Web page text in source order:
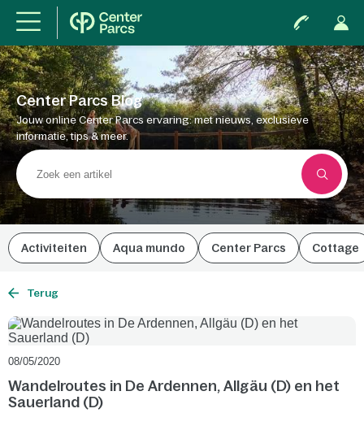
Center Parcs Blog
Jouw online Center Parcs ervaring: met nieuws, exclusieve
informatie, tips & meer.
Activiteiten Aqua mundo Center Parcs Cottage
Terug
08/05/2020
Wandelroutes in De Ardennen, Allgäu (D) en het
Sauerland (D)